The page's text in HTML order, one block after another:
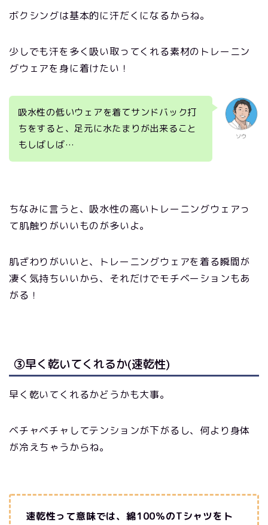
ボクシングは基本的に汗だくになるからね。
少しでも汗を多く吸い取ってくれる素材のトレーニン
グウェアを身に着けたい！
ソウ
吸水性の低いウェアを着てサンドバック打
ちをすると、足元に水たまりが出来ること
もしばしば…
ちなみに言うと、吸水性の高いトレーニングウェアっ
て肌触りがいいものが多いよ。
肌ざわりがいいと、トレーニングウェアを着る瞬間が
凄く気持ちいいから、それだけでモチベーションもあ
がる！
③早く乾いてくれるか(速乾性)
早く乾いてくれるかどうかも大事。
ベチャベチャしてテンションが下がるし、何より身体
が冷えちゃうからね。
速乾性って意味では、綿100％のTシャツをト